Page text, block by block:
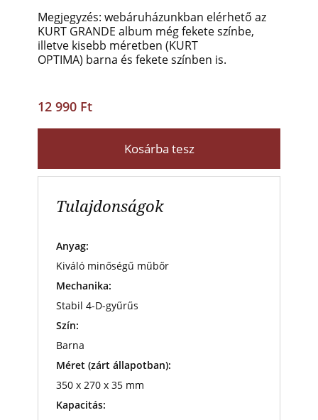
Megjegyzés: webáruházunkban elérhető az
KURT GRANDE album még fekete színbe,
illetve kisebb méretben (KURT
OPTIMA) barna és fekete színben is.
12 990 Ft
Kosárba tesz
Tulajdonságok
Anyag:
Kiváló minőségű műbőr
Mechanika:
Stabil 4-D-gyűrűs
Szín:
Barna
Méret (zárt állapotban):
350 x 270 x 35 mm
Kapacitás: